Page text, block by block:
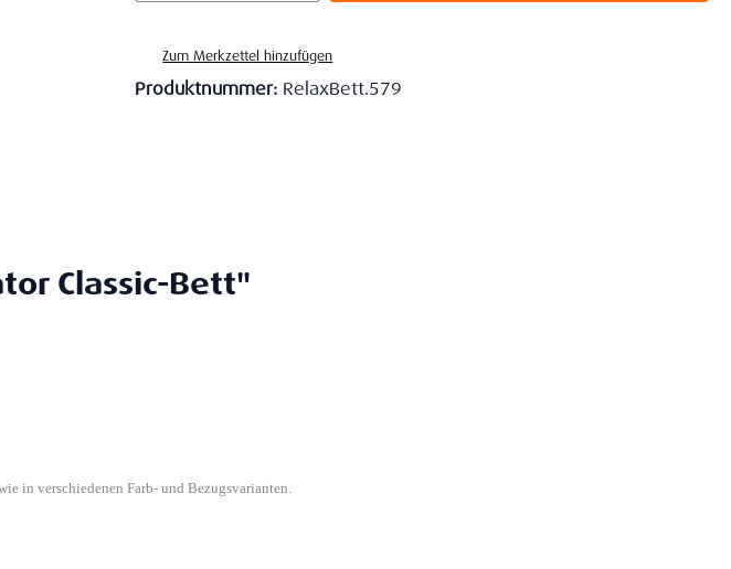
Zum Merkzettel hinzufügen
Produktnummer: RelaxBett.579
Classic-Bett"
in verschiedenen Farb- und Bezugsvarianten.